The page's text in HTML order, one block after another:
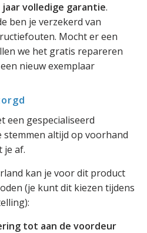
jaar volledige garantie.
ben je verzekerd van
Mocht er een
we het gratis repareren
nieuw exemplaar
een gespecialiseerd
altijd op voorhand
je af.
kan je voor dit product
(je kunt dit kiezen tijdens
tot aan de voordeur